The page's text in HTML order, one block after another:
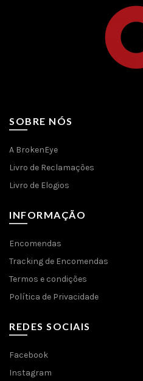
SOBRE NÓS
A BrokenEye
Livro de Reclamações
Livro de Elogios
INFORMAÇÃO
Encomendas
Tracking de Encomendas
Termos e condições
Política de Privacidade
REDES SOCIAIS
Facebook
Instagram